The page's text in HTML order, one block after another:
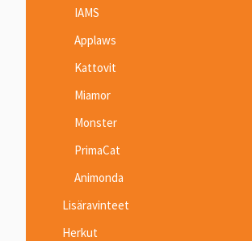
IAMS
Applaws
Kattovit
Miamor
Monster
PrimaCat
Animonda
Lisäravinteet
Herkut